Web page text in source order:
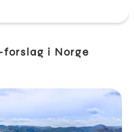
i Norge